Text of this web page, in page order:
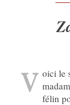
V oici le
félin